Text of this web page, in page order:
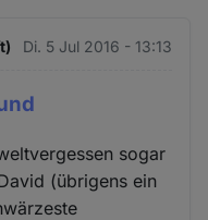
Di. 5 Jul 2016 - 13:13
sogar
(übrigens ein